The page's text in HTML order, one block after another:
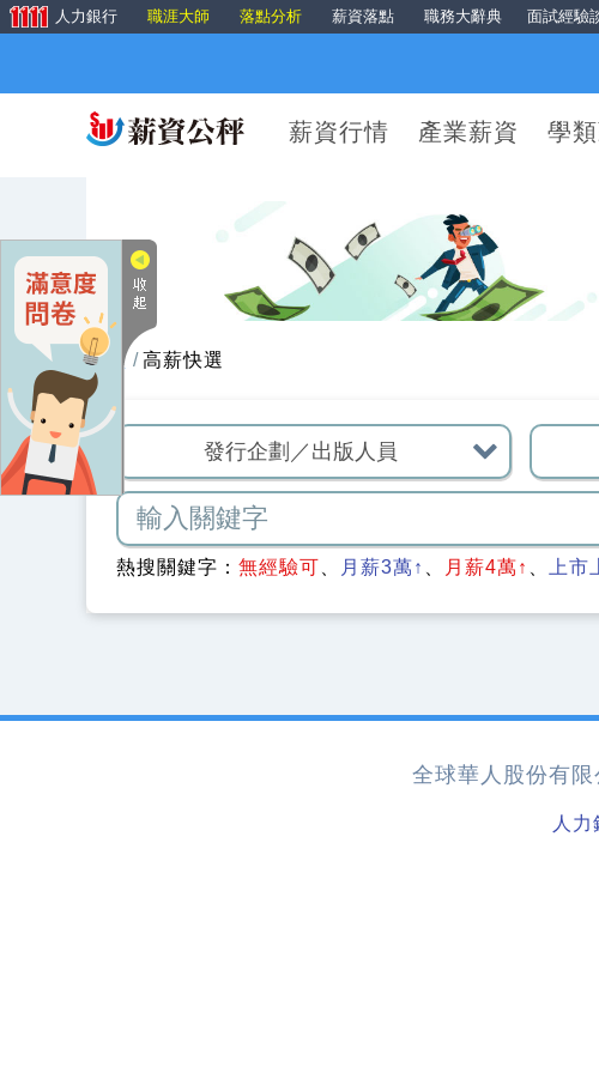
人力銀行 職涯大師 落點分析 薪資落點 職務大辭典 面試經驗
薪資行情 產業薪資 學
首頁 高薪快選
熱搜關鍵字： 無經驗可 月薪3萬↑ 月薪4萬↑ 上市
全球華人股份有
人力